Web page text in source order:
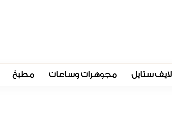
لايف ستايل مجوهرات وساعات مطبخ